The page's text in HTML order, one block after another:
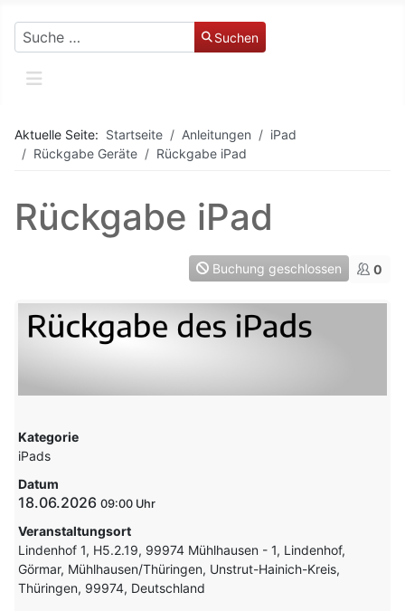
Suchen Suchen
Aktuelle Seite: Startseite Anleitungen
iPad
Rückgabe Geräte
Rückgabe iPad
Rückgabe iPad
Buchung geschlossen 0
Kategorie
iPads
Datum
18.06.2026 09:00
Veranstaltungsort
Lindenhof 1, H5.2.19, 99974 Mühlhausen - 1, Lindenhof,
Görmar, Mühlhausen/Thüringen, Unstrut-Hainich-Kreis,
Thüringen, 99974, Deutschland